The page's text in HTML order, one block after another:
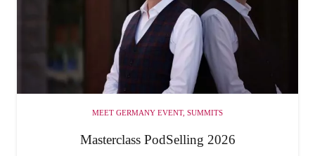
MEET GERMANY EVENT, SUMMITS
Masterclass PodSelling 2026